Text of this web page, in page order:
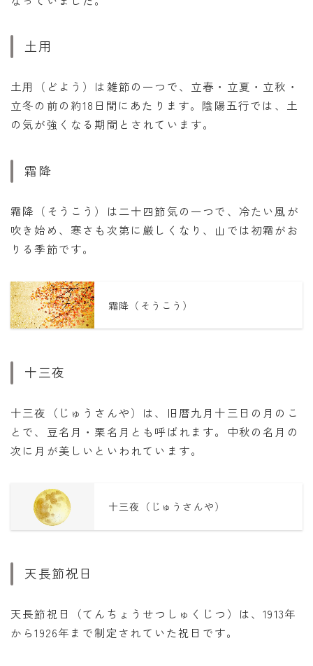
土用
土用（どよう）は雑節の一つで、立春・立夏・立秋・
立冬の前の約18日間にあたります。陰陽五行では、土
の気が強くなる期間とされています。
霜降
霜降（そうこう）は二十四節気の一つで、冷たい風が
吹き始め、寒さも次第に厳しくなり、山では初霜がお
りる季節です。
霜降（そうこう）
十三夜
十三夜（じゅうさんや）は、旧暦九月十三日の月のこ
とで、豆名月・栗名月とも呼ばれます。中秋の名月の
次に月が美しいといわれています。
十三夜（じゅうさんや）
天長節祝日
天長節祝日（てんちょうせつしゅくじつ）は、1913年
から1926年まで制定されていた祝日です。